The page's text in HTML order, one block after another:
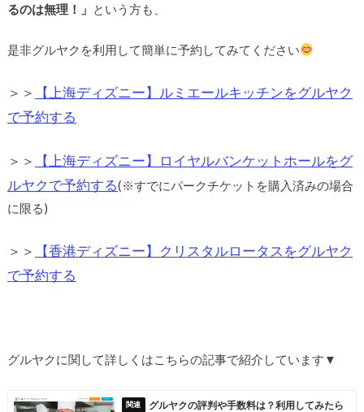
るのは無理！」
という方も、
是非グルヤクを利用して簡単に予約してみてください
＞＞
【上海ディズニー】ルミエールキッチンをグルヤク
で予約する
＞＞
【上海ディズニー】ロイヤルバンケットホールをグ
ルヤクで予約する(※すでにパークチケットを購入済みの場合
に限る)
＞＞
【香港ディズニー】クリスタルロータスをグルヤク
で予約する
グルヤクに関して詳しくはこちらの記事で紹介しています▼
グルヤクの評判や手数料は？利用してみたら